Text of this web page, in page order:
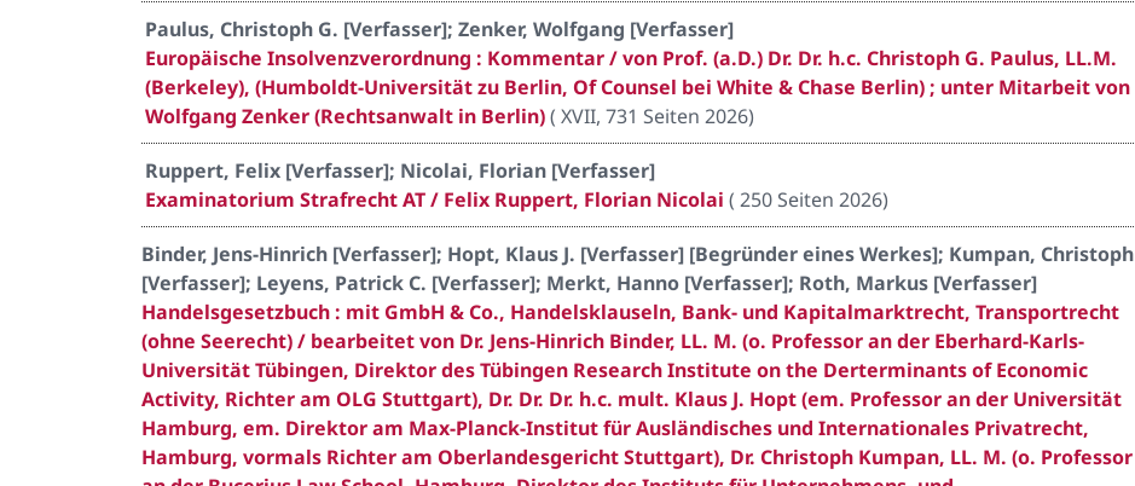
Paulus, Christoph G. [Verfasser]; Zenker, Wolfgang [Verfasser]
Europäische Insolvenzverordnung : Kommentar / von Prof. (a.D.) Dr. Dr. h.c. Christoph G. Paulus, LL.M.
(Berkeley), (Humboldt-Universität zu Berlin, Of Counsel bei White & Chase Berlin) ; unter Mitarbeit von
Wolfgang Zenker (Rechtsanwalt in Berlin)( XVII, 731 Seiten 2026)
Ruppert, Felix [Verfasser]; Nicolai, Florian [Verfasser]
Examinatorium Strafrecht AT / Felix Ruppert, Florian Nicolai ( 250 Seiten 2026)
Binder, Jens-Hinrich [Verfasser]; Hopt, Klaus J. [Verfasser] [Begründer eines Werkes]; Kumpan, Christoph
[Verfasser]; Leyens, Patrick C. [Verfasser]; Merkt, Hanno [Verfasser]; Roth, Markus [Verfasser]
Handelsgesetzbuch : mit GmbH & Co., Handelsklauseln, Bank- und Kapitalmarktrecht, Transportrecht
(ohne Seerecht) / bearbeitet von Dr. Jens-Hinrich Binder, LL. M. (o. Professor an der Eberhard-Karls-
Universität Tübingen, Direktor des Tübingen Research Institute on the Derterminants of Economic
Activity, Richter am OLG Stuttgart), Dr. Dr. Dr. h.c. mult. Klaus J. Hopt (em. Professor an der Universität
Hamburg, em. Direktor am Max-Planck-Institut für Ausländisches und Internationales Privatrecht,
Hamburg, vormals Richter am Oberlandesgericht Stuttgart), Dr. Christoph Kumpan, LL. M. (o. Professor